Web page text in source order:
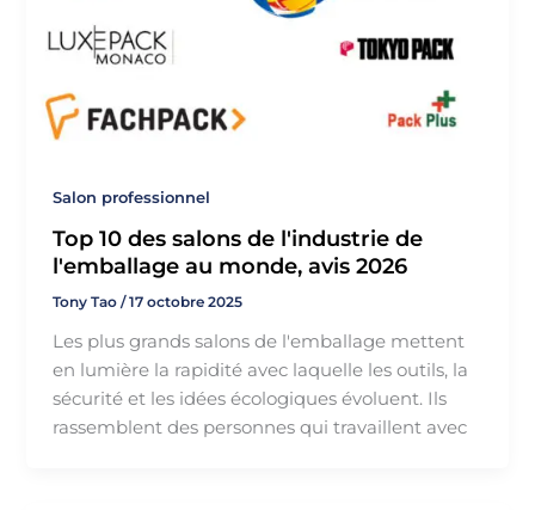
Salon professionnel
Top 10 des salons de l'industrie de
l'emballage au monde, avis 2026
Tony Tao/17 octobre 2025
Les plus grands salons de l'emballage mettent
en lumière la rapidité avec laquelle les outils, la
sécurité et les idées écologiques évoluent. Ils
rassemblent des personnes qui travaillent avec